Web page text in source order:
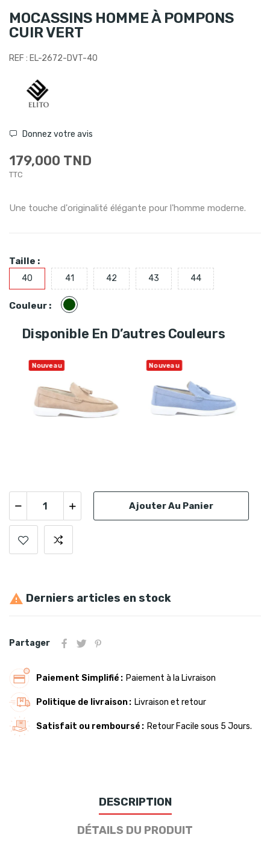
MOCASSINS HOMME À POMPONS
CUIR VERT
REF : EL-2672-DVT-40
Donnez votre avis
179,000 TND
TTC
Une touche d'originalité élégante pour l'homme moderne.
Taille :
40 41 42 43 44
Couleur :
Vert
foncé
Disponible En D’autres Couleurs
Nouveau Nouveau
Ajouter Au Panier
 Derniers articles en stock
Partager
Paiement Simplifié Paiement à la Livraison
Politique de livraison Livraison et retour
Satisfait ou remboursé Retour Facile sous 5 Jours.
DESCRIPTION
DÉTAILS DU PRODUIT